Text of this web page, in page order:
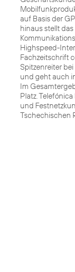
auf Basis der
hinaus stellt
Highspeed-
Fachzeitschrift
Spitzenreiter
und geht auch
Im
Platz.
und
Tschechischen